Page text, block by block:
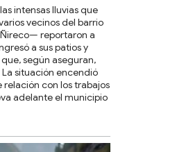
intensas lluvias que
vecinos del barrio
reportaron a
a sus patios y
según aseguran,
situación encendió
relación con los trabajos
adelante el municipio